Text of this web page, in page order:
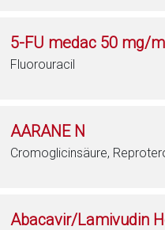
5-FU medac 50 mg/
Fluorouracil
AARANE N
Cromoglicinsäure,
Abacavir/Lamivudin